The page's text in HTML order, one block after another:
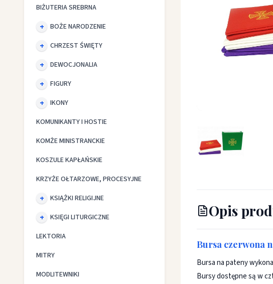
BIŻUTERIA SREBRNA
BOŻE NARODZENIE
CHRZEST ŚWIĘTY
DEWOCJONALIA
FIGURY
IKONY
KOMUNIKANTY I HOSTIE
KOMŻE MINISTRANCKIE
KOSZULE KAPŁAŃSKIE
KRZYŻE OŁTARZOWE, PROCESYJNE
KSIĄŻKI RELIGIJNE
KSIĘGI LITURGICZNE
LEKTORIA
MITRY
MODLITEWNIKI
Opis
Bursa czerwona
Bursa na pateny
Bursy dostępne są w